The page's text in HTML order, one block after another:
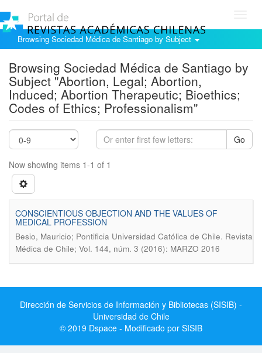
Browsing Sociedad Médica de Santiago by Subject
Browsing Sociedad Médica de Santiago by
Subject "Abortion, Legal; Abortion,
Induced; Abortion Therapeutic; Bioethics;
Codes of Ethics; Professionalism"
Go
Now showing items 1-1 of 1
CONSCIENTIOUS OBJECTION AND THE VALUES OF
MEDICAL PROFESSION
Besio, Mauricio; Pontificia Universidad Católica de Chile. Revista
Médica de Chile; Vol. 144, núm. 3 (2016): MARZO 2016
Dirección de Servicios de Información y Bibliotecas (SISIB) -
Universidad de Chile
© 2019 Dspace - Modificado por SISIB